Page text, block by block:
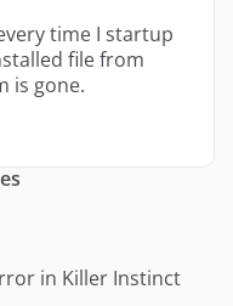
time I startup
file from
is gone.
in Killer Instinct